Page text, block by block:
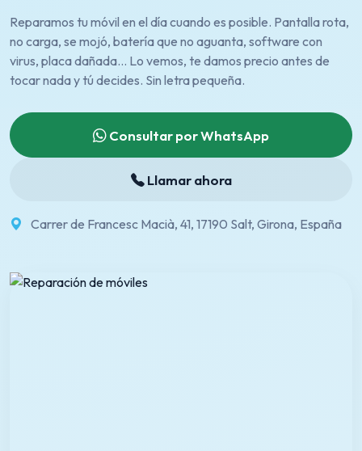
Reparamos tu móvil en el día cuando es posible. Pantalla rota,
no carga, se mojó, batería que no aguanta, software con
virus, placa dañada… Lo vemos, te damos precio antes de
tocar nada y tú decides. Sin letra pequeña.
Consultar por WhatsApp
Llamar ahora
Carrer de Francesc Macià, 41, 17190 Salt, Girona, España